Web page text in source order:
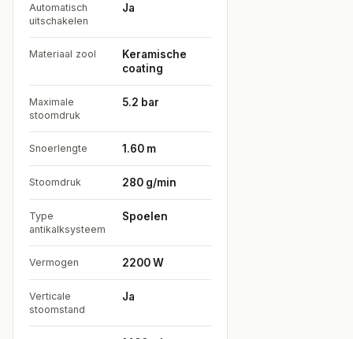
Automatisch
uitschakelen
Ja
Materiaal zool
Keramische
coating
Maximale
stoomdruk
5.2 bar
Snoerlengte 1.60 m
Stoomdruk 280 g/min
Type
antikalksysteem
Spoelen
Vermogen 2200 W
Verticale
stoomstand
Ja